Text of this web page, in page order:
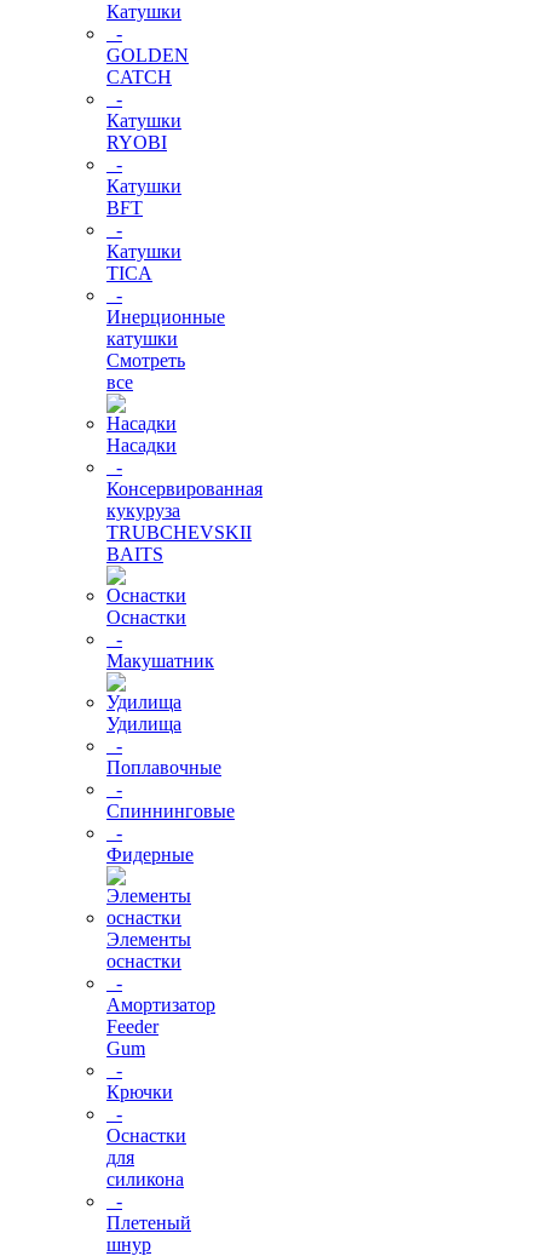
Катушки
-
GOLDEN
CATCH
-
Катушки
RYOBI
-
Катушки
BFT
-
Катушки
TICA
-
Инерционные
катушки
Смотреть
все
Насадки
-
Консервированная
кукуруза
TRUBCHEVSKII
BAITS
Оснастки
-
Макушатник
Удилища
-
Поплавочные
-
Спиннинговые
-
Фидерные
Элементы
оснастки
-
Амортизатор
Feeder
Gum
-
Крючки
-
Оснастки
для
силикона
-
Плетеный
шнур